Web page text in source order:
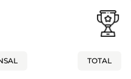
TOTAL